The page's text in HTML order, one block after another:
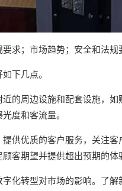
求；市场趋势；安全和法规
下几点。
的周边设施和配套设施，
度和客流量。
供优质的客户服务，关注
客期望并提供超出预期的体
化转型对市场的影响。了